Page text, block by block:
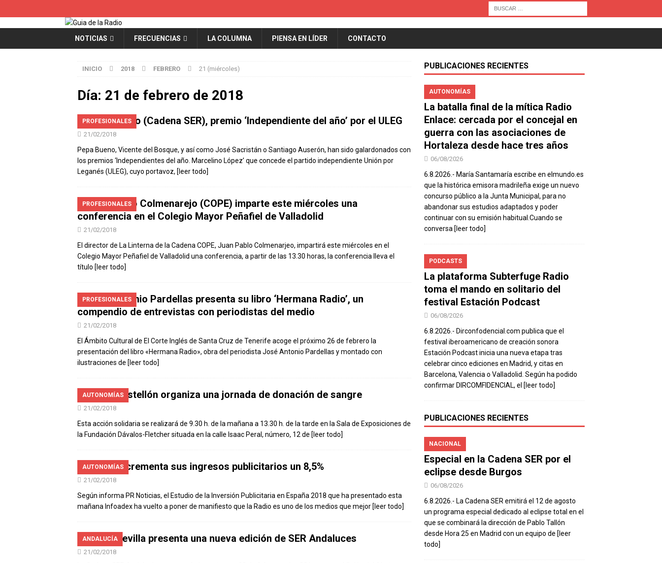
NOTICIAS FRECUENCIAS LA COLUMNA PIENSA EN LÍDER CONTACTO
INICIO 2018 FEBRERO 21 (miércoles)
Día: 21 de febrero de 2018
PROFESIONALES
Pepa Bueno (Cadena SER), premio ‘Independiente del año’ por el ULEG
21/02/2018
Pepa Bueno, Vicente del Bosque, y así como José Sacristán o Santiago Auserón, han sido galardonados con
los premios ‘Independientes del año. Marcelino López’ que concede el partido independiente Unión por
Leganés (ULEG), cuyo portavoz, [leer todo]
PROFESIONALES
Juan Pablo Colmenarejo (COPE) imparte este miércoles una
conferencia en el Colegio Mayor Peñafiel de Valladolid
21/02/2018
El director de La Linterna de la Cadena COPE, Juan Pablo Colmenarjeo, impartirá este miércoles en el
Colegio Mayor Peñafiel de Valladolid una conferencia, a partir de las 13.30 horas, la conferencia lleva el
título [leer todo]
PROFESIONALES
José Antonio Pardellas presenta su libro ‘Hermana Radio’, un
compendio de entrevistas con periodistas del medio
21/02/2018
El Ámbito Cultural de El Corte Inglés de Santa Cruz de Tenerife acoge el próximo 26 de febrero la
presentación del libro «Hermana Radio», obra del periodista José Antonio Pardellas y montado con
ilustraciones de [leer todo]
AUTONOMÍAS
COPE Castellón organiza una jornada de donación de sangre
21/02/2018
Esta acción solidaria se realizará de 9.30 h. de la mañana a 13.30 h. de la tarde en la Sala de Exposiciones de
la Fundación Dávalos-Fletcher situada en la calle Isaac Peral, número, 12 de [leer todo]
AUTONOMÍAS
RAC 1 incrementa sus ingresos publicitarios un 8,5%
21/02/2018
Según informa PR Noticias, el Estudio de la Inversión Publicitaria en España 2018 que ha presentado esta
mañana Infoadex ha vuelto a poner de manifiesto que la Radio es uno de los medios que mejor [leer todo]
ANDALUCÍA
Radio Sevilla presenta una nueva edición de SER Andaluces
21/02/2018
PUBLICACIONES RECIENTES
AUTONOMÍAS
La batalla final de la mítica Radio
Enlace: cercada por el concejal en
guerra con las asociaciones de
Hortaleza desde hace tres años
06/08/2026
6.8.2026.- María Santamaría escribe en elmundo.es
que la histórica emisora madrileña exige un nuevo
concurso público a la Junta Municipal, para no
abandonar sus estudios adaptados y poder
continuar con su emisión habitual.Cuando se
conversa [leer todo]
PODCASTS
La plataforma Subterfuge Radio
toma el mando en solitario del
festival Estación Podcast
06/08/2026
6.8.2026.- Dirconfodencial.com publica que el
festival iberoamericano de creación sonora
Estación Podcast inicia una nueva etapa tras
celebrar cinco ediciones en Madrid, y citas en
Barcelona, Valencia o Valladolid. Según ha podido
confirmar DIRCOMFIDENCIAL, el [leer todo]
PUBLICACIONES RECIENTES
NACIONAL
Especial en la Cadena SER por el
eclipse desde Burgos
06/08/2026
6.8.2026.- La Cadena SER emitirá el 12 de agosto
un programa especial dedicado al eclipse total en el
que se combinará la dirección de Pablo Tallón
desde Hora 25 en Madrid con un equipo de [leer
todo]